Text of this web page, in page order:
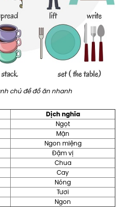
chủ đề đồ ăn nhanh
Dịch nghĩa
Ngọt
Mặn
Ngon miệng
Đậm vị
Chua
Cay
Nóng
Tươi
Ngon